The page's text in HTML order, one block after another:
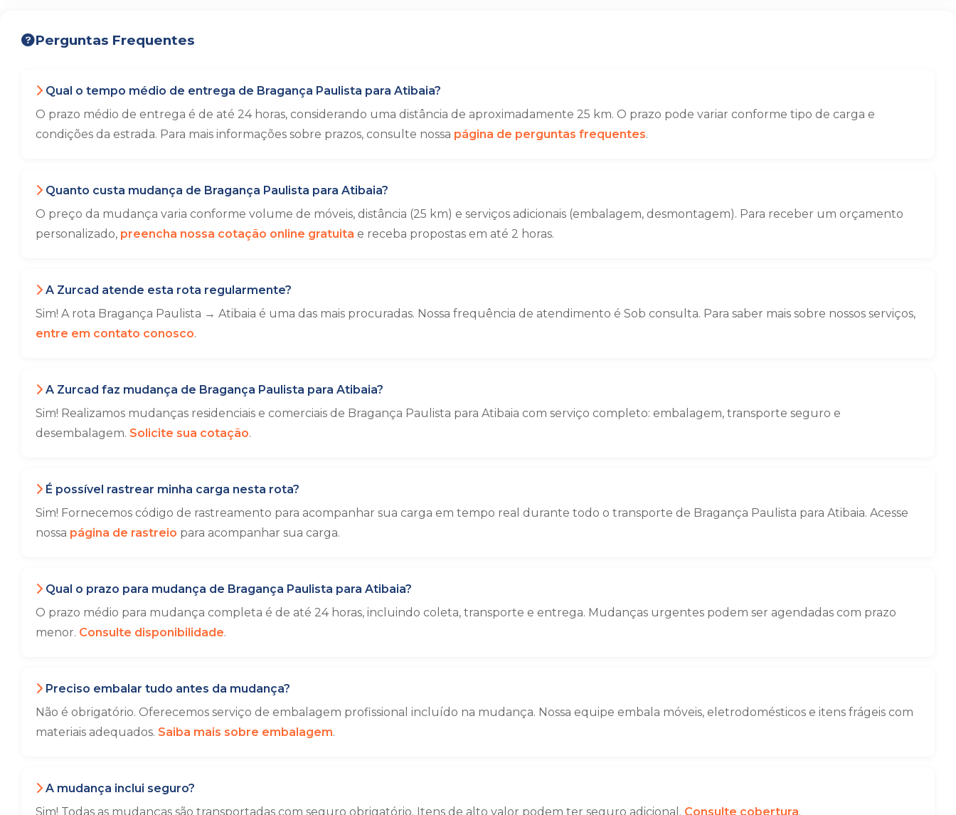
Perguntas Frequentes
Qual o tempo médio de entrega de Bragança Paulista para Atibaia?
O prazo médio de entrega é de até 24 horas, considerando uma distância de aproximadamente 25 km. O prazo pode variar conforme tipo de carga e
condições da estrada. Para mais informações sobre prazos, consulte nossa página de perguntas frequentes.
Quanto custa mudança de Bragança Paulista para Atibaia?
O preço da mudança varia conforme volume de móveis, distância (25 km) e serviços adicionais (embalagem, desmontagem). Para receber um orçamento
personalizado, preencha nossa cotação online gratuita e receba propostas em até 2 horas.
A Zurcad atende esta rota regularmente?
Sim! A rota Bragança Paulista → Atibaia é uma das mais procuradas. Nossa frequência de atendimento é Sob consulta. Para saber mais sobre nossos serviços,
entre em contato conosco.
A Zurcad faz mudança de Bragança Paulista para Atibaia?
Sim! Realizamos mudanças residenciais e comerciais de Bragança Paulista para Atibaia com serviço completo: embalagem, transporte seguro e
desembalagem. Solicite sua cotação.
É possível rastrear minha carga nesta rota?
Sim! Fornecemos código de rastreamento para acompanhar sua carga em tempo real durante todo o transporte de Bragança Paulista para Atibaia. Acesse
nossa página de rastreio para acompanhar sua carga.
Qual o prazo para mudança de Bragança Paulista para Atibaia?
O prazo médio para mudança completa é de até 24 horas, incluindo coleta, transporte e entrega. Mudanças urgentes podem ser agendadas com prazo
menor. Consulte disponibilidade.
Preciso embalar tudo antes da mudança?
Não é obrigatório. Oferecemos serviço de embalagem profissional incluído na mudança. Nossa equipe embala móveis, eletrodomésticos e itens frágeis com
materiais adequados. Saiba mais sobre embalagem.
A mudança inclui seguro?
Sim! Todas as mudanças são transportadas com seguro obrigatório. Itens de alto valor podem ter seguro adicional. Consulte cobertura.